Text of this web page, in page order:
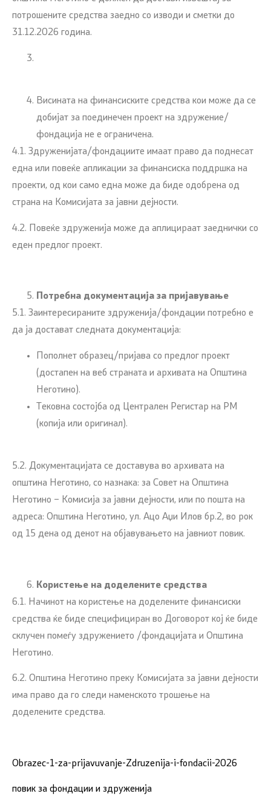
потрошените средства заедно со изводи и сметки до
31.12.2026 година.
Висината на финансиските средства кои може да се
добијат за поединечен проект на здружение/
фондација не е ограничена.
4.1. Здруженијата/фондациите имаат право да поднесат
една или повеќе апликации за финансиска поддршка на
проекти, од кои само една може да биде одобрена од
страна на Комисијата за јавни дејности.
4.2. Повеќе здруженија може да аплицираат заеднички со
еден предлог проект.
Потребна документација за пријавување
5.1. Заинтересираните здруженија/фондации потребно е
да ја достават следната документација:
Пополнет образец/пријава со предлог проект
(достапен на веб страната и архивата на Општина
Неготино).
Тековна состојба од Централен Регистар на РМ
(копија или оригинал).
5.2. Документацијата се доставува во архивата на
општина Неготино, со назнака: за Совет на Општина
Неготино – Комисија за јавни дејности, или по пошта на
адреса: Општина Неготино, ул. Ацо Аџи Илов бр.2, во рок
од 15 дена од денот на објавувањето на јавниот повик.
Користење на доделените средства
6.1. Начинот на користење на доделените финансиски
средства ќе биде специфициран во Договорот кој ќе биде
склучен помеѓу здружението /фондацијата и Општина
Неготино.
6.2. Општина Неготино преку Комисијата за јавни дејности
има право да го следи наменското трошење на
доделените средства.
Obrazec-1-za-prijavuvanje-Zdruzenija-i-fondacii-2026
повик за фондации и здруженија